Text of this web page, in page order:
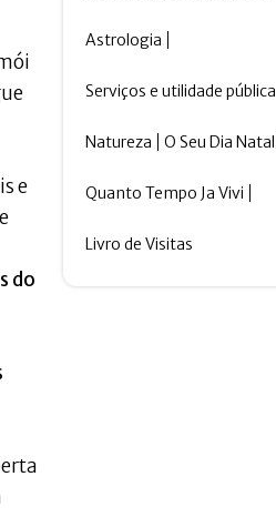
e
do
Astrologia
Serviços e utilidade pública
Natureza O Seu Dia Natal
Quanto Tempo Ja Vivi
Livro de Visitas